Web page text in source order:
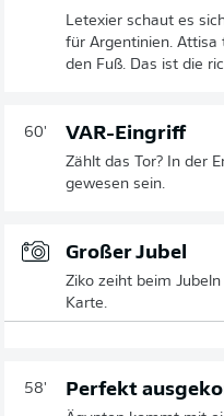
Letexier schaut es
für Argentinien.
den Fuß. Das ist die
60' VAR-Eingriff
Zählt das Tor? In der
gewesen sein.
Großer Jubel
Ziko zeiht beim
Karte.
58' Perfekt